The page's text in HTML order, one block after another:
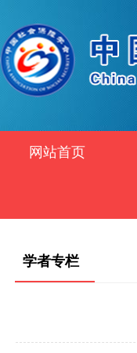
网站首页
学者专栏